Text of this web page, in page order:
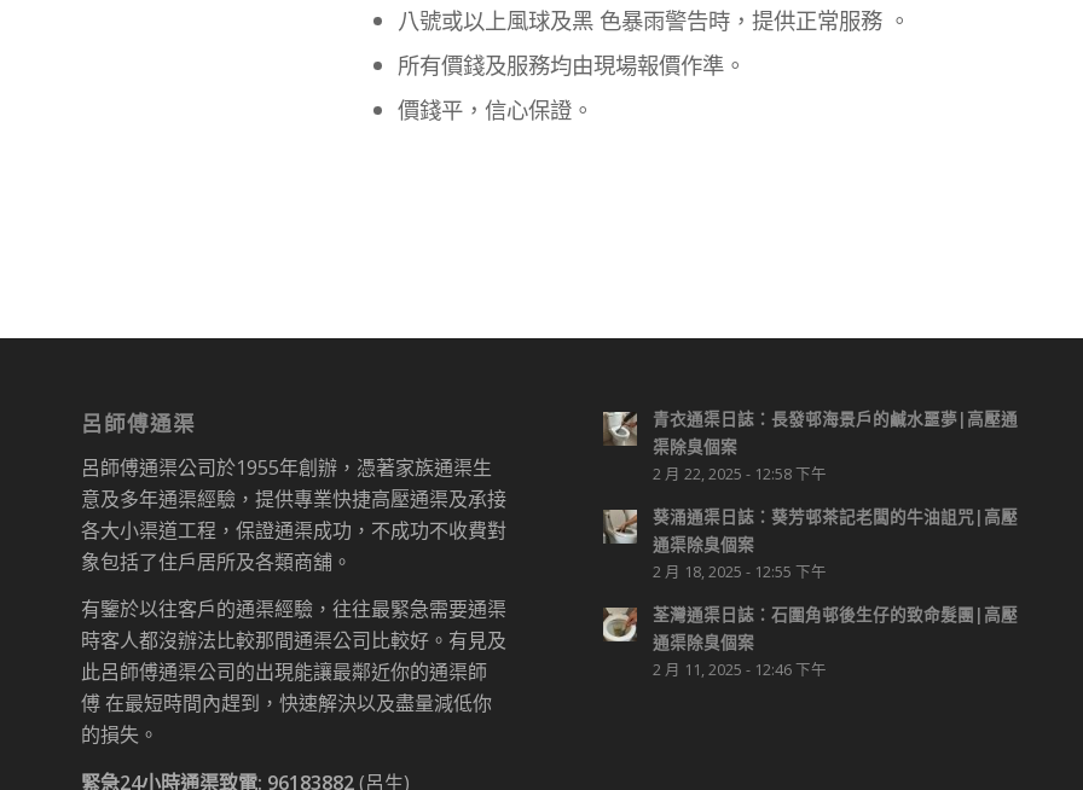
八號或以上風球及黑 色暴雨警告時，提供正常服務 。
所有價錢及服務均由現場報價作準。
價錢平，信心保證。
呂師傅通渠
呂師傅通渠公司於1955年創辦，憑著家族通渠生
意及多年通渠經驗，提供專業快捷高壓通渠及承接
各大小渠道工程，保證通渠成功，不成功不收費對
象包括了住戶居所及各類商舖。
有鑒於以往客戶的通渠經驗，往往最緊急需要通渠
時客人都沒辦法比較那間通渠公司比較好。有見及
此呂師傅通渠公司的出現能讓最鄰近你的通渠師
傅 在最短時間內趕到，快速解決以及盡量減低你
的損失。
緊急24小時通渠致電: 96183882(呂生)
青衣通渠日誌：長發邨海景戶的鹹水噩夢|高壓通
渠除臭個案
2 月 22, 2025 - 12:58 下午
葵涌通渠日誌：葵芳邨茶記老闆的牛油詛咒|高壓
通渠除臭個案
2 月 18, 2025 - 12:55 下午
荃灣通渠日誌：石圍角邨後生仔的致命髮團|高壓
通渠除臭個案
2 月 11, 2025 - 12:46 下午